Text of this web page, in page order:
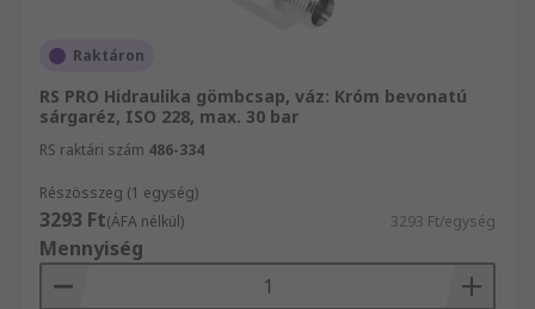
Raktáron
RS PRO Hidraulika gömbcsap, váz: Króm bevonatú
sárgaréz, ISO 228, max. 30 bar
RS raktári szám 486-334
Részösszeg (1 egység)
3293 Ft(ÁFA nélkül) 3293 Ft/egység
Mennyiség